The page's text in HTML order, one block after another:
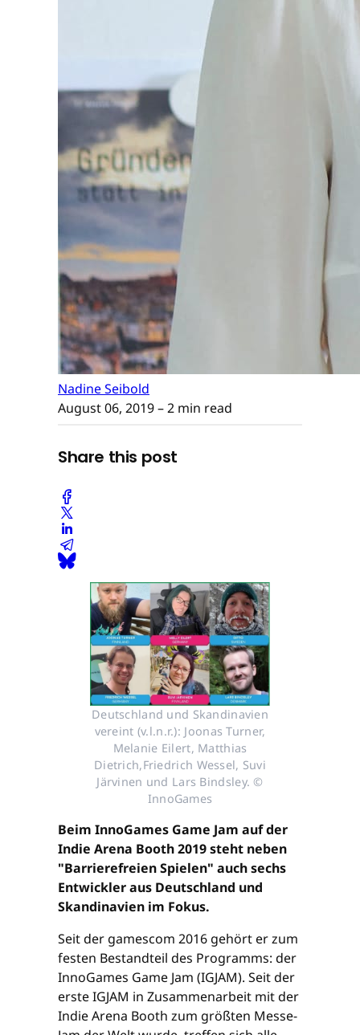
Nadine Seibold
August 06, 2019– 2 min read
Share this post
Deutschland und Skandinavien
vereint (v.l.n.r.): Joonas Turner,
Melanie Eilert, Matthias
Dietrich,Friedrich Wessel, Suvi
Järvinen und Lars Bindsley. ©
InnoGames
Beim InnoGames Game Jam auf der
Indie Arena Booth 2019 steht neben
"Barrierefreien Spielen" auch sechs
Entwickler aus Deutschland und
Skandinavien im Fokus.
Seit der gamescom 2016 gehört er zum
festen Bestandteil des Programms: der
InnoGames Game Jam (IGJAM). Seit der
erste IGJAM in Zusammenarbeit mit der
Indie Arena Booth zum größten Messe-